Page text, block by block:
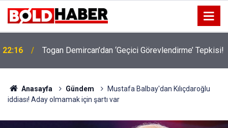
19:32 Sıcak Havalarda Ödem Şikayetini Hafife Almayın!
Anasayfa Gündem
Mustafa Balbay'dan Kılıçdaroğlu
iddiası! Aday olmamak için şartı var